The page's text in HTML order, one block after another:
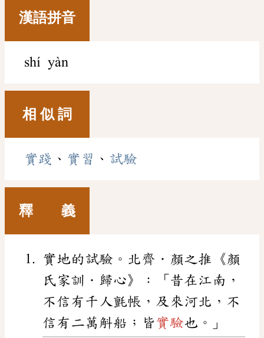
漢語拼音
shí yàn
相 似 詞
實踐 、 實習 、 試驗
釋 義
實地的試驗。北齊．顏之推《顏
氏家訓．歸心》：「昔在江南，
不信有千人氈帳，及來河北，不
信有二萬斛船；皆 實驗也。」